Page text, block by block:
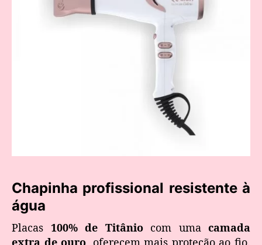
Chapinha profissional resistente à
água
Placas 100% de Titâniocom uma camada
extra de ouro , oferecem mais proteção ao fio.